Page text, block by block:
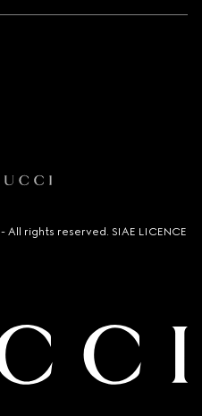
All rights reserved. SIAE LICENCE